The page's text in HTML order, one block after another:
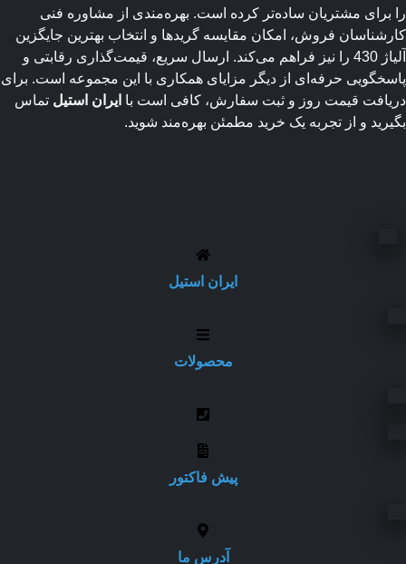
برای مشتریان ساده‌تر کرده است. بهره‌مندی از مشاوره فنی
فروش، امکان مقایسه گریدها و انتخاب بهترین جایگزین
آلیاژ 430 را نیز فراهم می‌کند. ارسال سریع، قیمت‌گذاری رقابتی و
حرفه‌ای از دیگر مزایای همکاری با این مجموعه است. برای
قیمت روز و ثبت سفارش، کافی است با ایران استیلتماس
و از تجربه یک خرید مطمئن بهره‌مند شوید.
ایران استیل
محصولات
پیش فاکتور
آدرس ما